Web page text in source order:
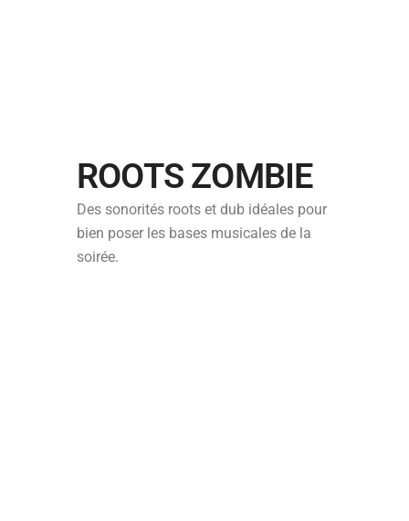
ROOTS ZOMBIE
Des sonorités roots et dub idéales pour
bien poser les bases musicales de la
soirée.